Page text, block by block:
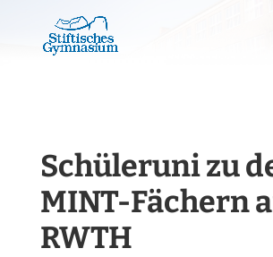
Schüleruni zu
MINT-Fächern
RWTH